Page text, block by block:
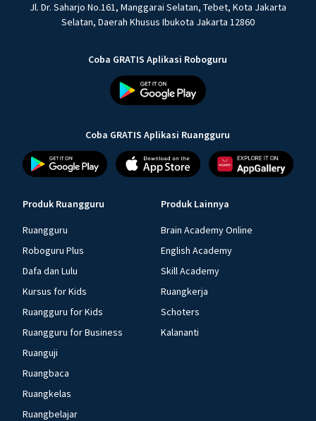
Jl. Dr. Saharjo No.161, Manggarai Selatan, Tebet, Kota Jakarta
Selatan, Daerah Khusus Ibukota Jakarta 12860
Coba GRATIS Aplikasi Roboguru
Coba GRATIS Aplikasi Ruangguru
Produk Ruangguru
Ruangguru
Roboguru Plus
Dafa dan Lulu
Kursus for Kids
Ruangguru for Kids
Ruangguru for Business
Ruanguji
Ruangbaca
Ruangkelas
Ruangbelajar
Produk Lainnya
Brain Academy Online
English Academy
Skill Academy
Ruangkerja
Schoters
Kalananti